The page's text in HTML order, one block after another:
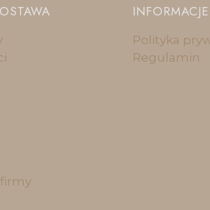
INFORMACJE
Polityka
Regulamin